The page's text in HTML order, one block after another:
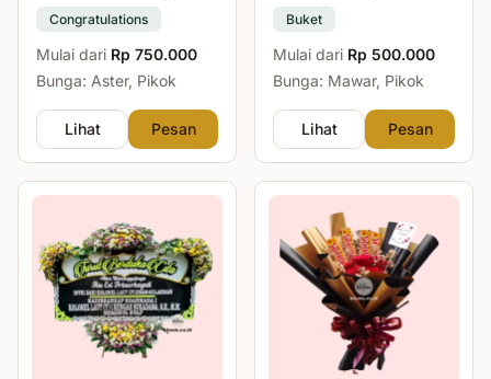
Congratulations
Mulai dari Rp 750.000
Bunga: Aster, Pikok
Lihat Pesan
Buket
Mulai dari Rp 500.000
Bunga: Mawar, Pikok
Lihat Pesan